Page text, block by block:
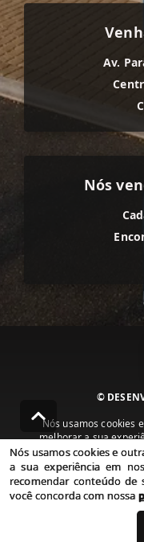
Av.
Nós
©
Nós usamos cookies
melhorar a sua
publicidade e
nossos serviços, você
Política de
Nós usamos cookies e
a sua experiência em
recomendar conteúdo de
você concorda com nossa